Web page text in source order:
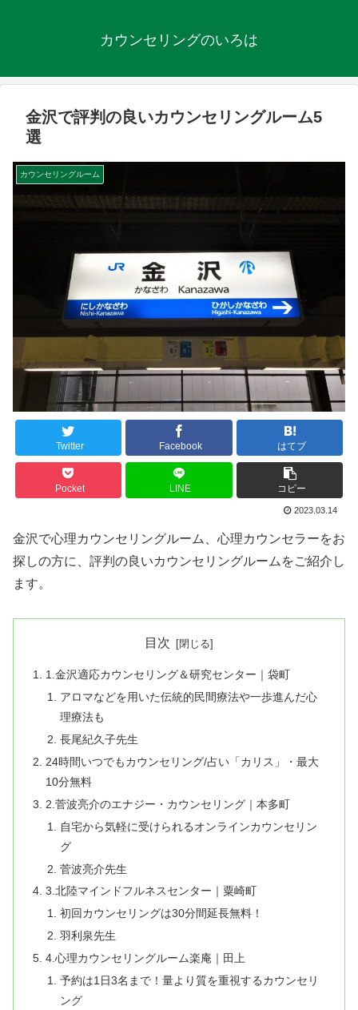
カウンセリングのいろは
金沢で評判の良いカウンセリングルーム5
選
カウンセリングルーム
Twitter Facebook はてブ
Pocket LINE コピー
2023.03.14
金沢で心理カウンセリングルーム、心理カウンセラーをお
探しの方に、評判の良いカウンセリングルームをご紹介し
ます。
目次
1.金沢適応カウンセリング＆研究センター｜袋町
アロマなどを用いた伝統的民間療法や一歩進んだ心
理療法も
長尾紀久子先生
24時間いつでもカウンセリング/占い「カリス」・最大
10分無料
2.菅波亮介のエナジー・カウンセリング｜本多町
自宅から気軽に受けられるオンラインカウンセリン
グ
菅波亮介先生
3.北陸マインドフルネスセンター｜粟崎町
初回カウンセリングは30分間延長無料！
羽利泉先生
4.心理カウンセリングルーム楽庵｜田上
予約は1日3名まで！量より質を重視するカウンセリ
ング